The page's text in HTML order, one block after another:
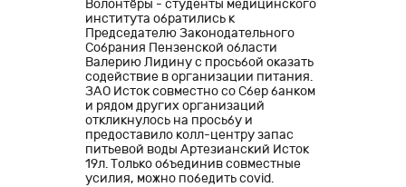
Волонтёры - студенты медицинского
института обратились к
Председателю Законодательного
Собрания Пензенской области
Валерию Лидину с просьбой оказать
содействие в организации питания.
ЗАО Исток совместно со Сбер банком
и рядом других организаций
откликнулось на просьбу и
предоставило колл-центру запас
питьевой воды Артезианский Исток
19л. Только объединив совместные
усилия, можно победить covid.